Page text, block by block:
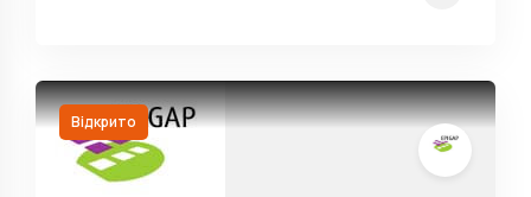
Відкрито